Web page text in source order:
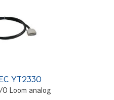
YT2330
Loom analog